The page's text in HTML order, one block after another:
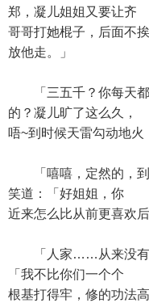
郑，凝儿姐姐又要让齐
哥哥打她棍子，后面不
放他走。」
「三五千？你每天都
的？凝儿旷了这么久，
唔~到时候天雷勾动地火
「嘻嘻，定然的，到
笑道：「好姐姐，你
近来怎么比从前更喜欢后
「人家……从来没有
「我不比你们一个个
根基打得牢，修的功法